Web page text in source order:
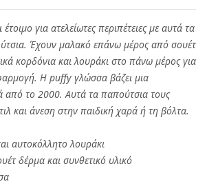
για ατελείωτες περιπέτειες με αυτά τα
Έχουν μαλακό επάνω μέρος από σουέτ
κορδόνια και λουράκι στο πάνω μέρος για
Η puffy γλώσσα βάζει μια
από το 2000. Αυτά τα παπούτσια τους
και άνεση στην παιδική χαρά ή τη βόλτα.
αυτοκόλλητο λουράκι
δέρμα και συνθετικό υλικό